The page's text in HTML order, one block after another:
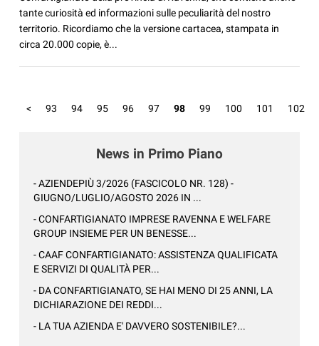
tante curiosità ed informazioni sulle peculiarità del nostro
territorio. Ricordiamo che la versione cartacea, stampata in
circa 20.000 copie, è...
< 93 94 95 96 97 98 99 100 101 102
News in Primo Piano
- AZIENDEPIÙ 3/2026 (FASCICOLO NR. 128) -
GIUGNO/LUGLIO/AGOSTO 2026 IN ...
- CONFARTIGIANATO IMPRESE RAVENNA E WELFARE
GROUP INSIEME PER UN BENESSE...
- CAAF CONFARTIGIANATO: ASSISTENZA QUALIFICATA
E SERVIZI DI QUALITÀ PER...
- DA CONFARTIGIANATO, SE HAI MENO DI 25 ANNI, LA
DICHIARAZIONE DEI REDDI...
- LA TUA AZIENDA E' DAVVERO SOSTENIBILE?...